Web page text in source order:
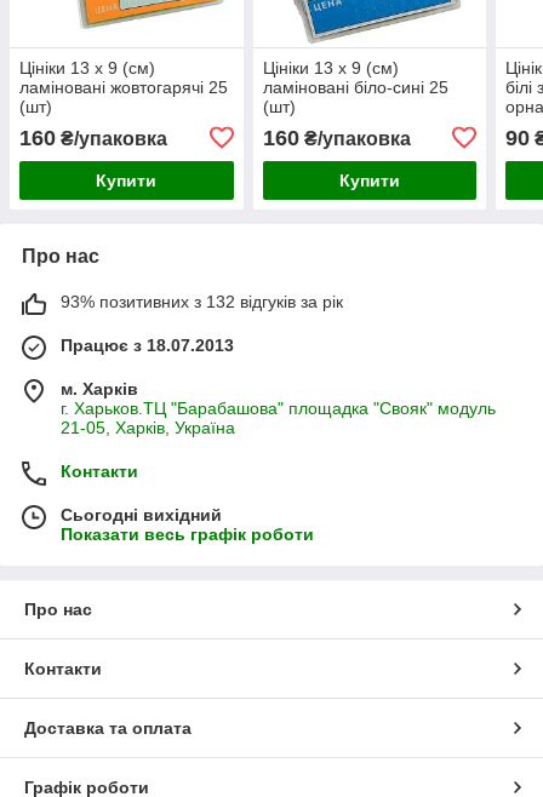
Цініки 13 х 9 (см)
ламіновані жовтогарячі 25
(шт)
160 ₴/упаковка
Купити
Цініки 13 х 9 (см)
ламіновані біло-сині 25
(шт)
160₴/упаковка
Купити
білі
90
Про нас
93% позитивних з 132 відгуків за рік
Працює з 18.07.2013
м. Харків
г. Харьков.ТЦ "Барабашова" площадка "Свояк" модуль
21-05, Харків, Україна
Контакти
Сьогодні вихідний
Показати весь графік роботи
Про нас
Контакти
Доставка та оплата
Графік роботи